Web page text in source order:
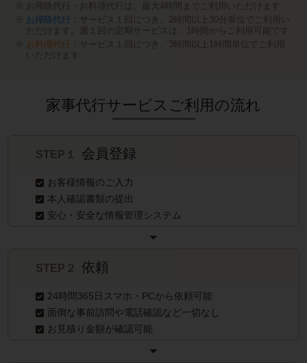
お掃除代行・お料理代行は、最大4時間までご利用いただけます
お掃除代行 ：サービス１回につき、2時間以上30分単位でご利用い
ただけます。週１回の定期サービスは、1時間からご利用可能です
お料理代行 ：サービス１回につき、3時間以上1時間単位でご利用
いただけます
家事代行サービスご利用の流れ
STEP１ 会員登録
お客様情報のご入力
本人確認書類の提出
安心・安全な情報管理システム
STEP２依頼
24時間365日スマホ・PCから依頼可能
面倒な事前訪問や電話確認など一切なし
お見積り金額が確認可能